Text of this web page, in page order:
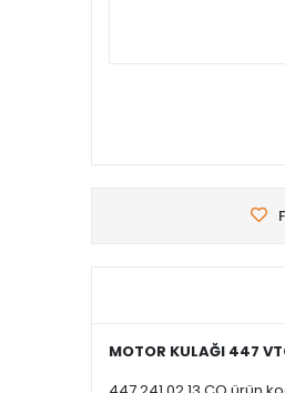
MOTOR KULAĞI 447